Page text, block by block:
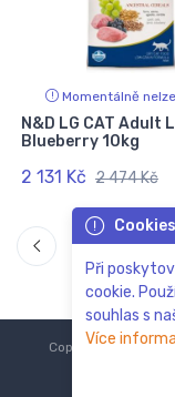
Momentálně
N&D LG CAT Adult
Blueberry 10kg
2 131 Kč 2 474 Kč
Při
cookie.
souhlas s
Více
Copyright © 2018-